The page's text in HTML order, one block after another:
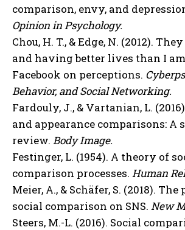
comparison, envy, and
Opinion in Psychology.
Chou, H. T., & Edge, N. (2012).
and having better lives than I
Facebook on perceptions.
Behavior, and Social Networking.
Fardouly, J., & Vartanian, L.
and appearance comparisons: A
review. Body Image.
Festinger, L. (1954). A theory of
comparison processes. Human
Meier, A., & Schäfer, S. (2018).
social comparison on SNS. New
Steers, M.-L. (2016). Social